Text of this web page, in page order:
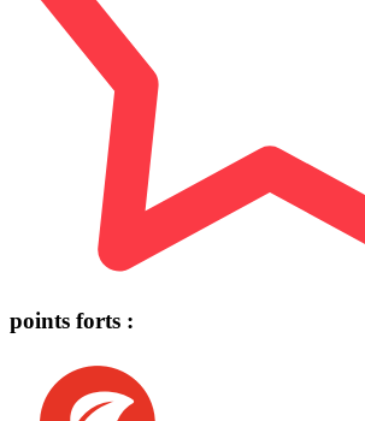
points forts :